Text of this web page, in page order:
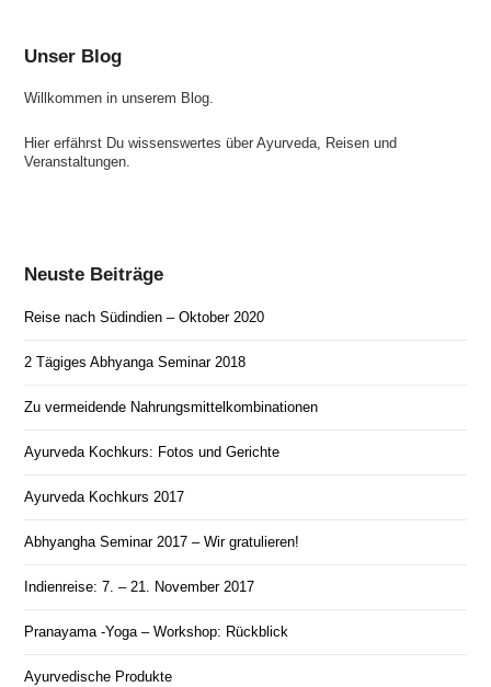
Unser Blog
Willkommen in unserem Blog.
Hier erfährst Du wissenswertes über Ayurveda, Reisen und
Veranstaltungen.
Neuste Beiträge
Reise nach Südindien – Oktober 2020
2 Tägiges Abhyanga Seminar 2018
Zu vermeidende Nahrungsmittelkombinationen
Ayurveda Kochkurs: Fotos und Gerichte
Ayurveda Kochkurs 2017
Abhyangha Seminar 2017 – Wir gratulieren!
Indienreise: 7. – 21. November 2017
Pranayama -Yoga – Workshop: Rückblick
Ayurvedische Produkte